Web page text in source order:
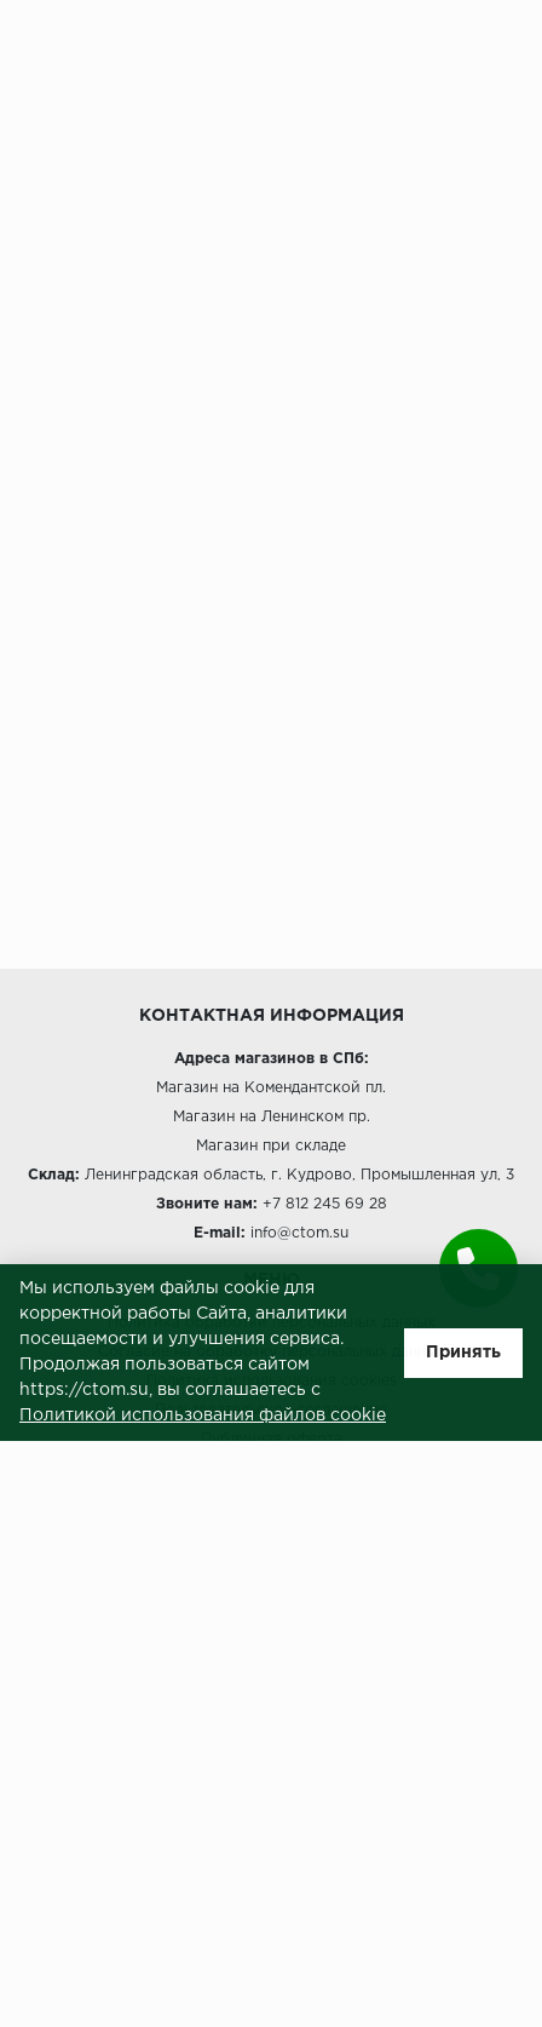
КОНТАКТНАЯ ИНФОРМАЦИЯ
Адреса магазинов в СПб:
Магазин на Комендантской пл.
Магазин на Ленинском пр.
Магазин при складе
Склад: Ленинградская область, г. Кудрово, Промышленная ул, 3
Звоните нам: +7 812 245 69 28
E-mail: info@ctom.su
МЕНЮ
Политика обработки персональных данных
Согласие на обработку персональных данных
Пользовательское соглашение
Публичная оферта
Мы используем файлы cookie для
корректной работы Сайта, аналитики
посещаемости и улучшения сервиса.
Продолжая пользоваться сайтом
https://ctom.su, вы соглашаетесь с
Политикой использования файлов cookie
Принять